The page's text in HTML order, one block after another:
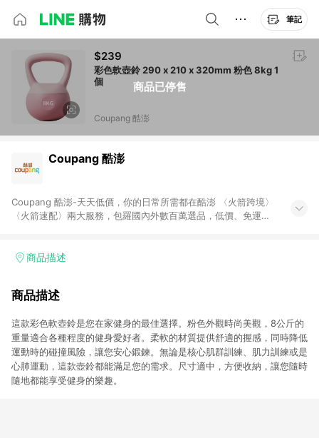
筆記
商品已停售
$239
彩色軟壺鈴 290 x 210 x 320mm 粉色 8kg 1
個
Coupang 酷澎
Coupang 酷澎
Coupang 酷澎-天天低價，你的日常所需都在酷澎 〈火箭跨境〉
〈火箭速配〉兩大服務，包羅國內外數百萬選品，低價、免運，
加入WOW會員告別湊免運，火箭速配、火箭跨境優質選品不限金
商品描述
商品描述
這款彩色軟壺鈴是您在家健身的最佳選擇。粉色外觀時尚美觀，8公斤的
重量適合各種程度的健身愛好者。柔軟的材質提供舒適的握感，同時降低
運動時的碰撞風險，讓您安心鍛鍊。無論是核心肌群訓練、肌力訓練或是
心肺運動，這款壺鈴都能滿足您的需求。尺寸適中，方便收納，讓您隨時
隨地都能享受健身的樂趣。